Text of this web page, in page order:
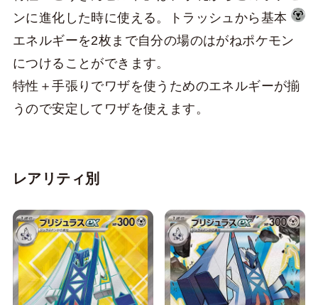
ンに進化した時に使える。トラッシュから基本
エネルギーを2枚まで自分の場のはがねポケモン
につけることができます。
特性＋手張りでワザを使うためのエネルギーが揃
うので安定してワザを使えます。
レアリティ別